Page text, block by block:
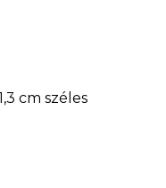
cm széles